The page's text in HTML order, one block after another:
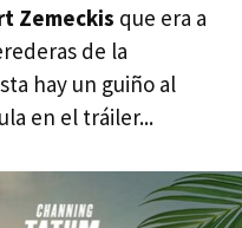
Zemeckis que era a
de la
hay un guiño al
en el tráiler...